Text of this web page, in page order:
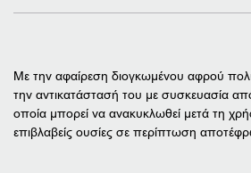
Με την αφαίρεση διογκωμένου αφρού
την αντικατάστασή του με συσκευασία
οποία μπορεί να ανακυκλωθεί μετά τη
επιβλαβείς ουσίες σε περίπτωση